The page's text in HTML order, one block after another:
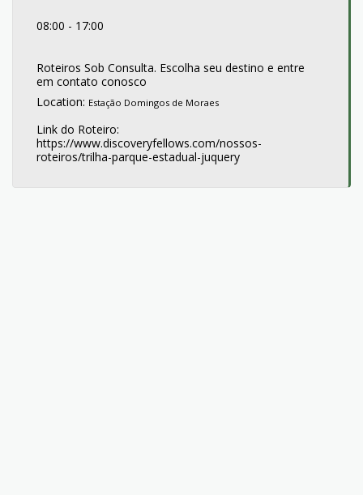
08:00 - 17:00
Roteiros Sob Consulta. Escolha seu destino e entre
em contato conosco
Location: Estação Domingos de Moraes
Link do Roteiro:
https://www.discoveryfellows.com/nossos-
roteiros/trilha-parque-estadual-juquery